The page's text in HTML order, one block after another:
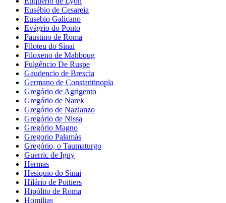
Eusébio de Cesareia
Eusebio Galicano
Evágrio do Ponto
Faustino de Roma
Filoteu do Sinai
Filoxeno de Mabboug
Fulgêncio De Ruspe
Gaudencio de Brescia
Germano de Constantinopla
Gregório de Agrigento
Gregório de Narek
Gregório de Nazianzo
Gregório de Nissa
Gregório Magno
Gregorio Palamàs
Gregório, o Taumaturgo
Guerric de Igny
Hermas
Hesiquio do Sinai
Hilário de Poitiers
Hipólito de Roma
Homilias